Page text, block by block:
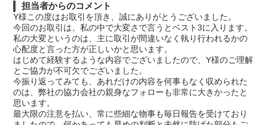
担当者からのコメント
Y様この度はお取引を頂き、誠にありがとうございました。
今回のお取引は、私の中で大変さで言うとベスト3に入ります。
私の大変というのは、主に取引が間違いなく執り行われるかの
心配度と言った方が正しいかと思います。
はじめて経験するような内容でございましたので、Y様のご理解
とご協力が不可欠でございました。
今振り返ってみても、あれだけの内容を何事もなく収められた
のは、弊社の協力会社の親身なフォローも非常に大きかったと
思います。
最大限の注意を払い、常に些細な物事も毎日報告を受けており